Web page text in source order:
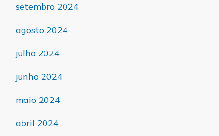
setembro 2024
agosto 2024
julho 2024
junho 2024
maio 2024
abril 2024